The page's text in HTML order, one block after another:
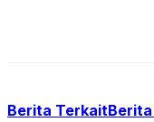
Berita TerkaitBerita